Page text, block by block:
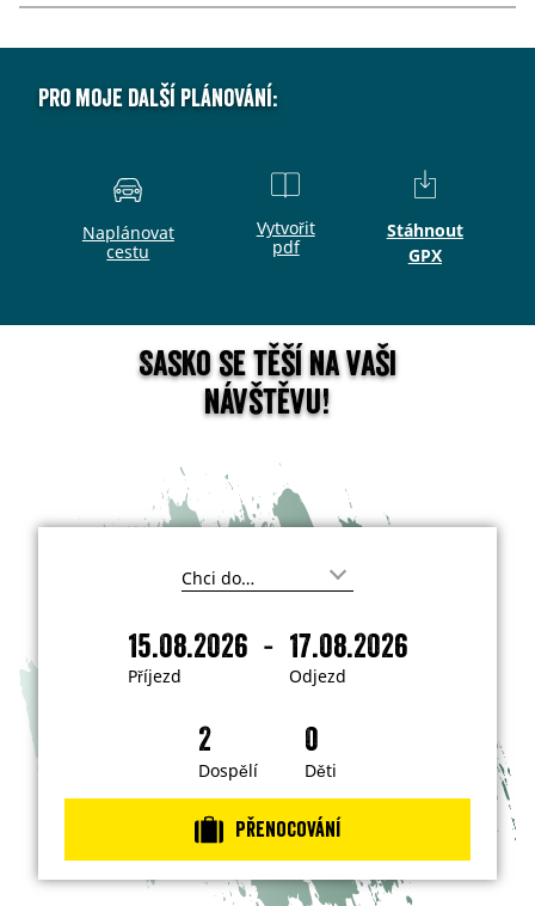
Pro moje další plánování:
Naplánovat
cestu
Vytvořit
pdf
Stáhnout
GPX
Sasko se těší na vaši
návštěvu!
K
c
h
Příjezd
15.08.2026 -
Odjezd
17.08.2026
P
O
Dospělí Děti
Přenocování